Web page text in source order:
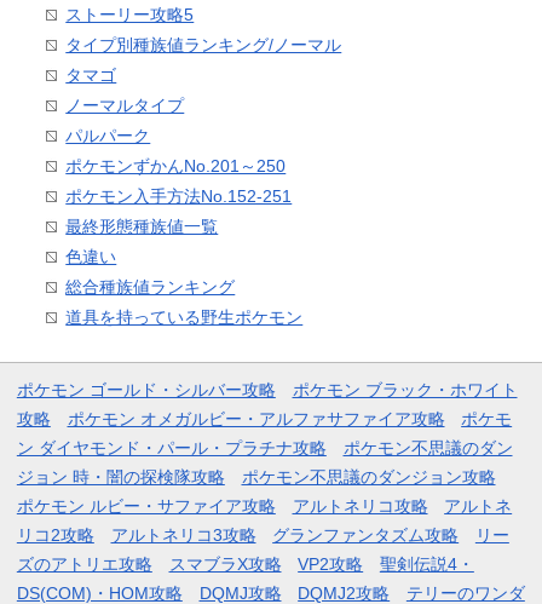
ストーリー攻略5
タイプ別種族値ランキング/ノーマル
タマゴ
ノーマルタイプ
パルパーク
ポケモンずかんNo.201～250
ポケモン入手方法No.152-251
最終形態種族値一覧
色違い
総合種族値ランキング
道具を持っている野生ポケモン
ポケモン ゴールド・シルバー攻略
ポケモン ブラック・ホワイト
攻略
ポケモン オメガルビー・アルファサファイア攻略
ポケモ
ン ダイヤモンド・パール・プラチナ攻略
ポケモン不思議のダン
ジョン 時・闇の探検隊攻略
ポケモン不思議のダンジョン攻略
ポケモン ルビー・サファイア攻略
アルトネリコ攻略
アルトネ
リコ2攻略
アルトネリコ3攻略 グランファンタズム攻略
リー
ズのアトリエ攻略
スマブラX攻略 VP2攻略
聖剣伝説4・
DS(COM)・HOM攻略
DQMJ攻略 DQMJ2攻略 テリーのワンダ